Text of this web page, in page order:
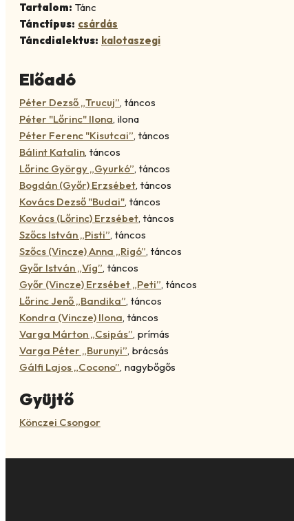
Tartalom: Tánc
Tánctípus: csárdás
Táncdialektus: kalotaszegi
Előadó
Péter Dezső „Trucuj”, táncos
Péter "Lőrinc" Ilona, ilona
Péter Ferenc "Kisutcai”, táncos
Bálint Katalin, táncos
Lőrinc György „Gyurkó”, táncos
Bogdán (Győr) Erzsébet, táncos
Kovács Dezső "Budai", táncos
Kovács (Lőrinc) Erzsébet, táncos
Szőcs István „Pisti”, táncos
Szőcs (Vincze) Anna „Rigó”, táncos
Győr István „Víg”, táncos
Győr (Vincze) Erzsébet „Peti”, táncos
Lőrinc Jenő „Bandika”, táncos
Kondra (Vincze) Ilona, táncos
Varga Márton „Csipás”, prímás
Varga Péter „Burunyi”, brácsás
Gálfi Lajos „Cocono”, nagybőgős
Gyüjtő
Könczei Csongor